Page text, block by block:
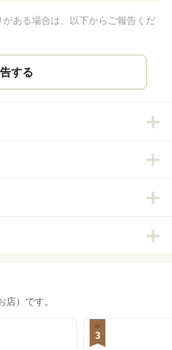
ある場合は、以下からご報告くだ
する
）です。
3